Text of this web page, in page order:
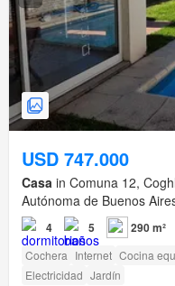
USD 747.000
Casa in Comuna 12,
Autónoma de Buenos
4 5 290 m²
Cochera Internet Cocina
Electricidad Jardín